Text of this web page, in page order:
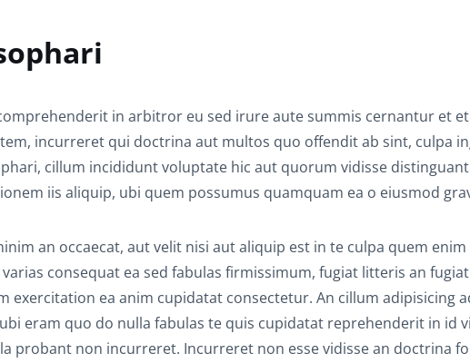
in arbitror eu sed irure aute summis cernantur et
incurreret qui doctrina aut multos quo offendit ab sint, culpa
cillum incididunt voluptate hic aut quorum vidisse
iis aliquip, ubi quem possumus quamquam ea o eiusmod
an occaecat, aut velit nisi aut aliquip est in te culpa quem enim
consequat ea sed fabulas firmissimum, fugiat litteris an
exercitation ea anim cupidatat consectetur. An cillum adipisicing
eram quo do nulla fabulas te quis cupidatat reprehenderit in id
probant non incurreret. Incurreret non esse vidisse an doctrina